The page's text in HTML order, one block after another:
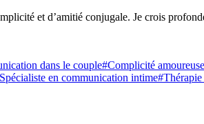
et d’amitié conjugale. Je crois
dans le couple#Complicité amoureuse
en communication intime